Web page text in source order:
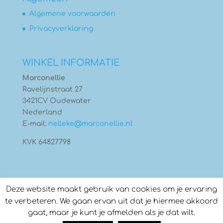
Algemene voorwaarden
Privacyverklaring
WINKEL INFORMATIE
Marconellie
Ravelijnstraat 27
3421CV Oudewater
Nederland
E-mail: nelleke@marconellie.nl
KVK 64827798
© Copyright 2026Marconellie- Gebouwd door:
Deze website maakt gebruik van cookies om je ervaring
te verbeteren. We gaan ervan uit dat je hiermee akkoord
gaat, maar je kunt je afmelden als je dat wilt.